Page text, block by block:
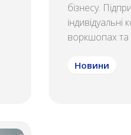
бізнесу.
індивідуальні
воркшопах та
Новини